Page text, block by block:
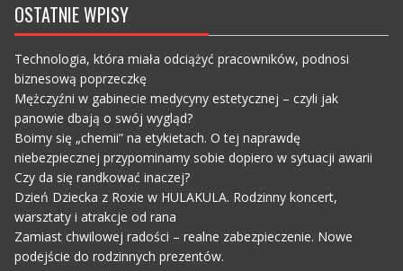
OSTATNIE WPISY
Technologia, która miała odciążyć pracowników, podnosi
biznesową poprzeczkę
Mężczyźni w gabinecie medycyny estetycznej – czyli jak
panowie dbają o swój wygląd?
Boimy się „chemii” na etykietach. O tej naprawdę
niebezpiecznej przypominamy sobie dopiero w sytuacji awarii
Czy da się randkować inaczej?
Dzień Dziecka z Roxie w HULAKULA. Rodzinny koncert,
warsztaty i atrakcje od rana
Zamiast chwilowej radości – realne zabezpieczenie. Nowe
podejście do rodzinnych prezentów.